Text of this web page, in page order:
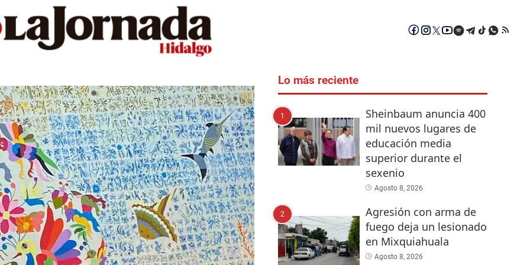
Lo más reciente
1
Sheinbaum anuncia 400
mil nuevos lugares de
educación media
superior durante el
sexenio
Agosto 8, 2026
2
Agresión con arma de
fuego deja un lesionado
en Mixquiahuala
Agosto 8, 2026